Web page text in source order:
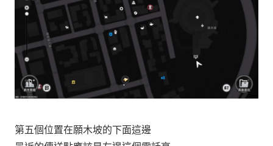
第五個位置在願木坡的下面這邊